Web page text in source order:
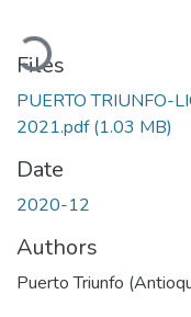
Files
PUERTO TRIUNFO-
2021.pdf(1.03 MB)
Date
2020-12
Authors
Puerto Triunfo